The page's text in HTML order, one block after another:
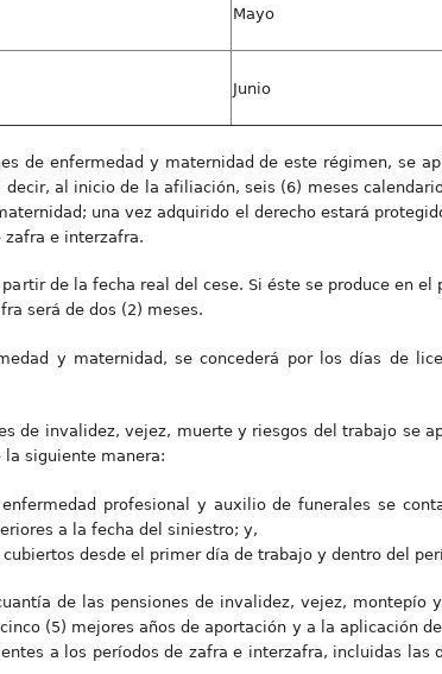
Mayo
Junio
de enfermedad y maternidad de este régimen, se
al inicio de la afiliación, seis (6) meses
una vez adquirido el derecho estará
zafra e interzafra.
de la fecha real del cese. Si éste se produce en
será de dos (2) meses.
y maternidad, se concederá por los días de
de invalidez, vejez, muerte y riesgos del trabajo se
la siguiente manera:
profesional y auxilio de funerales se
a la fecha del siniestro; y,
desde el primer día de trabajo y dentro del
de las pensiones de invalidez, vejez, montepío
(5) mejores años de aportación y a la aplicación
a los períodos de zafra e interzafra, incluidas las